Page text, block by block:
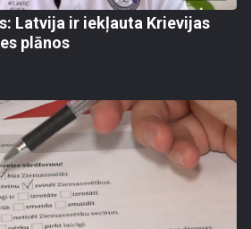
Latvija ir iekļauta Krievijas
plānos